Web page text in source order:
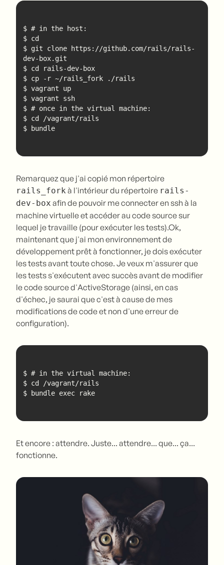
$ git clone https://github.com/rails/rails-
$ bundle
Remarquez que j'ai copié mon répertoire
rails_fork à l'intérieur du répertoire rails-
dev-box afin de pouvoir me connecter en ssh à la
machine virtuelle et accéder au code source sur
lequel je travaille (pour exécuter les tests).Ok,
maintenant que j'ai mon environnement de
développement prêt à fonctionner, je dois exécuter
les tests avant toute chose. Je veux m'assurer que
les tests s'exécutent avec succès avant de modifier
le code source d'ActiveStorage (ainsi, en cas
d'échec, je saurai que c'est à cause de mes
modifications de code et non d'une erreur de
configuration).
$ bundle exec rake
Et encore : attendre. Juste... attendre... que... ça...
fonctionne.